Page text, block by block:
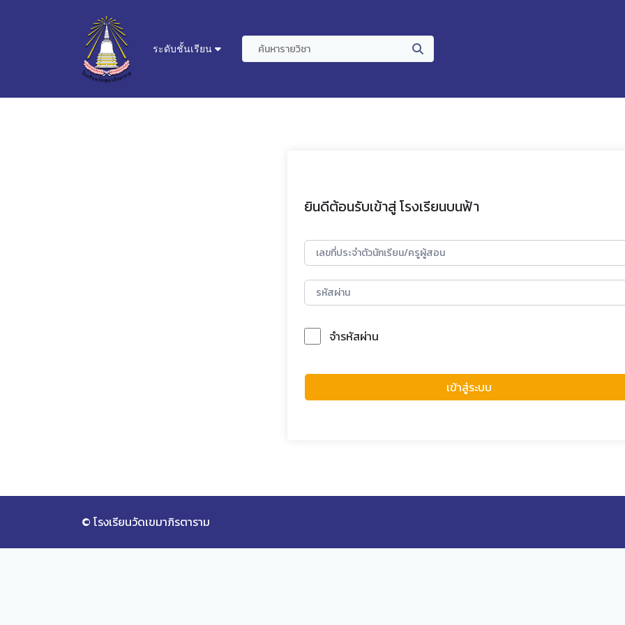
ระดับชั้นเรียน
ยินดีต้อนรับเข้าสู่ โรงเรียนบนฟ้า
จำรหัสผ่าน
เข้าสู่ระบบ
© โรงเรียนวัดเขมาภิรตาราม